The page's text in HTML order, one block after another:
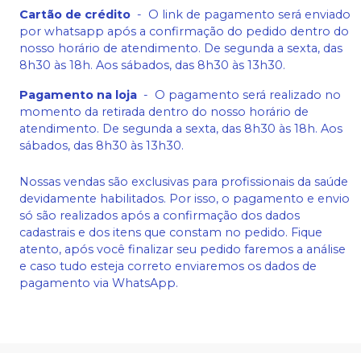
Cartão de crédito - O link de pagamento será enviado
por whatsapp após a confirmação do pedido dentro do
nosso horário de atendimento. De segunda a sexta, das
8h30 às 18h. Aos sábados, das 8h30 às 13h30.
Pagamento na loja - O pagamento será realizado no
momento da retirada dentro do nosso horário de
atendimento. De segunda a sexta, das 8h30 às 18h. Aos
sábados, das 8h30 às 13h30.
Nossas vendas são exclusivas para profissionais da saúde
devidamente habilitados. Por isso, o pagamento e envio
só são realizados após a confirmação dos dados
cadastrais e dos itens que constam no pedido. Fique
atento, após você finalizar seu pedido faremos a análise
e caso tudo esteja correto enviaremos os dados de
pagamento via WhatsApp.